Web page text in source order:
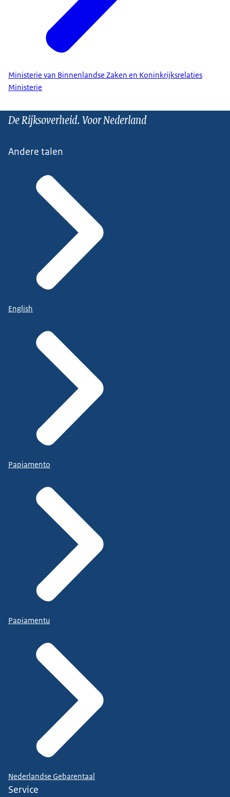
Ministerie van Binnenlandse Zaken en Koninkrijksrelaties
Ministerie
De Rijksoverheid. Voor Nederland
Andere talen
English
Papiamento
Papiamentu
Nederlandse Gebarentaal
Service